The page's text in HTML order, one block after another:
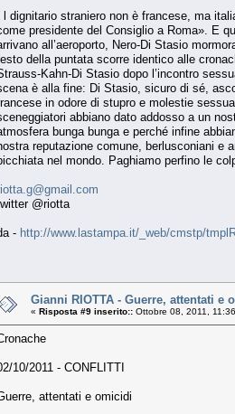
l dignitario straniero non è francese, ma
presidente del Consiglio a Roma». E
all’aeroporto, Nero-Di Stasio
della puntata scorre identico alle
Kahn-Di Stasio dopo l’incontro
è alla fine: Di Stasio, sicuro di sé,
in odore di stupro e molestie
abbiano dato addosso a un
bunga bunga e perché infine
reputazione comune, berlusconiani e
nel mondo. Paghiamo perfino le
@riotta
- http://www.lastampa.it/_web/cmstp/
Gianni RIOTTA - Guerre, attentati
« Risposta #9 inserito:: Ottobre 08, 2011,
10/2011 - CONFLITTI
attentati e omicidi